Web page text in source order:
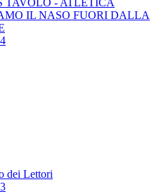
TAVOLO - ATLETICA
IL NASO FUORI DALLA
dei Lettori